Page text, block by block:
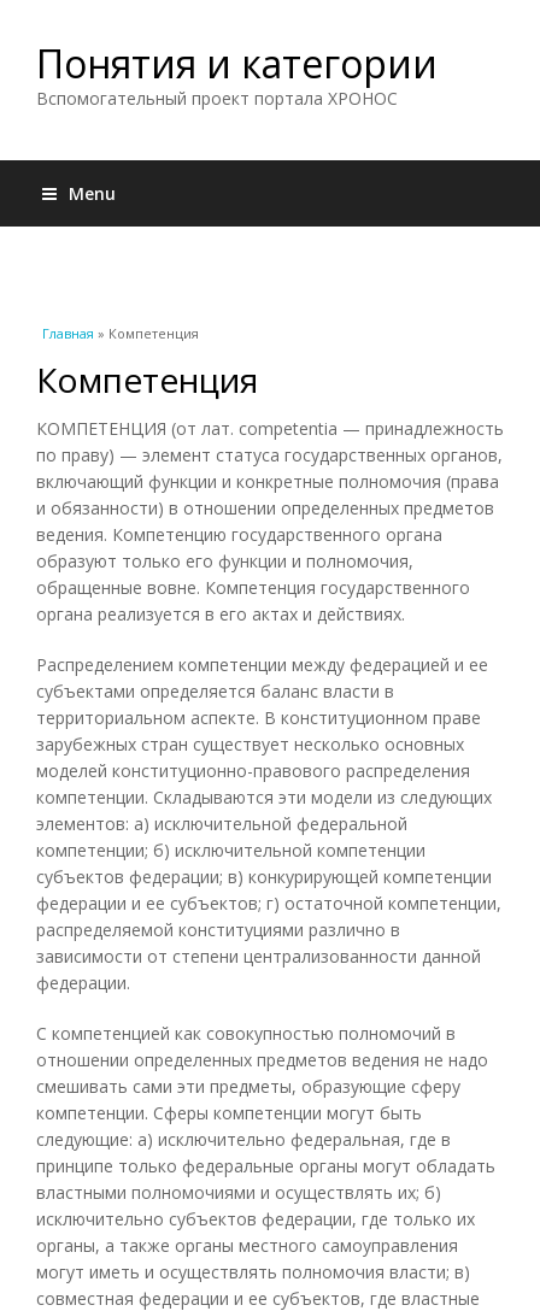
Понятия и категории
Вспомогательный проект портала ХРОНОС
Menu
Вы здесь
Главная » Компетенция
Компетенция
КОМПЕТЕНЦИЯ (от лат. competentia — принадлежность
по праву) — элемент статуса государственных органов,
включающий функции и конкретные полномочия (права
и обязанности) в отношении определенных предметов
ведения. Компетенцию государственного органа
образуют только его функции и полномочия,
обращенные вовне. Компетенция государственного
органа реализуется в его актах и действиях.
Распределением компетенции между федерацией и ее
субъектами определяется баланс власти в
территориальном аспекте. В конституционном праве
зарубежных стран существует несколько основных
моделей конституционно-правового распределения
компетенции. Складываются эти модели из следующих
элементов: а) исключительной федеральной
компетенции; б) исключительной компетенции
субъектов федерации; в) конкурирующей компетенции
федерации и ее субъектов; г) остаточной компетенции,
распределяемой конституциями различно в
зависимости от степени централизованности данной
федерации.
С компетенцией как совокупностью полномочий в
отношении определенных предметов ведения не надо
смешивать сами эти предметы, образующие сферу
компетенции. Сферы компетенции могут быть
следующие: а) исключительно федеральная, где в
принципе только федеральные органы могут обладать
властными полномочиями и осуществлять их; б)
исключительно субъектов федерации, где только их
органы, а также органы местного самоуправления
могут иметь и осуществлять полномочия власти; в)
совместная федерации и ее субъектов, где властные